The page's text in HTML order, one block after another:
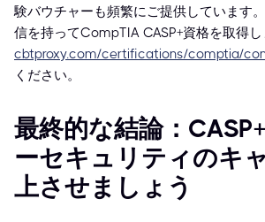
験バウチャーも頻繁にご提供しています
信を持ってCompTIA CASP+資格を取得
cbtproxy.com/certifications/comptia/
ください。
最終的な結論：
ーセキュリティのキ
上させましょう